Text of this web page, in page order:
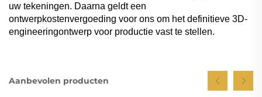
uw tekeningen. Daarna geldt een
ontwerpkostenvergoeding voor ons om het definitieve 3D-
engineeringontwerp voor productie vast te stellen.
Aanbevolen producten